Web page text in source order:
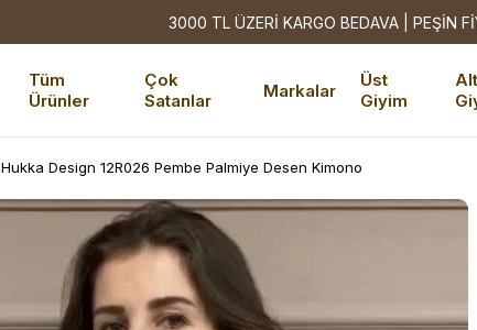
3000 TL ÜZERİ KARGO BEDAVA | PEŞİN
Tüm
Ürünler
Çok
Satanlar
Markalar
Üst
Giyim
Alt
Hukka Design 12R026 Pembe Palmiye Desen Kimono